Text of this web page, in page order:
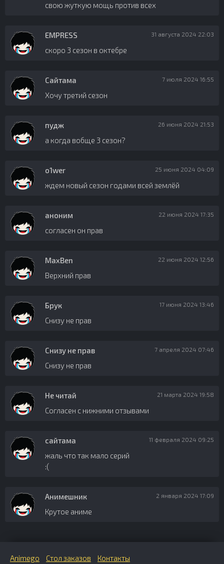
свою жуткую мощь против всех
EMPRESS 31 августа 2024 22:03
скоро 3 сезон в октебре
Сайтама 7 июля 2024 16:55
Хочу третий сезон
пудж 26 июня 2024 21:53
а когда вобще 3 сезон?
o1wer 25 июня 2024 04:09
ждем новый сезон годами всей землёй
аноним 22 июня 2024 17:35
согласен он прав
MaxBen 22 июня 2024 12:56
Верхний прав
Брук 17 июня 2024 13:46
Снизу не прав
Снизу не прав 7 апреля 2024 07:46
Снизу не прав
Не читай 21 марта 2024 19:58
Согласен с нижними отзывами
сайтама 11 февраля 2024 09:25
жаль что так мало серий
:(
Анимешник 2 января 2024 17:09
Крутое аниме
Animego Стол заказов Контакты